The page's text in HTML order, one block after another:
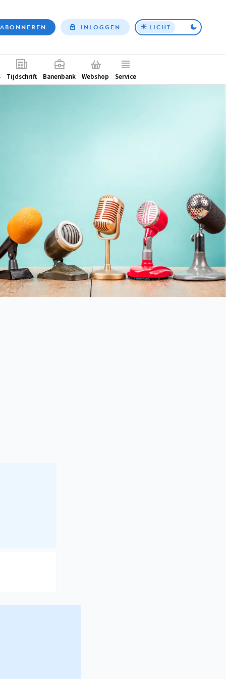
Top
ABONNEREN INLOGGEN LICHT
Tijdschrift Banenbank Webshop Service